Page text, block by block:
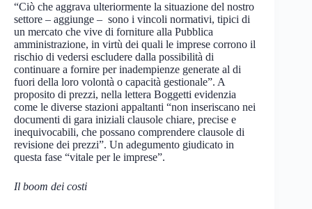
“Ciò che aggrava ulteriormente la situazione del nostro
settore – aggiunge – sono i vincoli normativi, tipici di
un mercato che vive di forniture alla Pubblica
amministrazione, in virtù dei quali le imprese corrono il
rischio di vedersi escludere dalla possibilità di
continuare a fornire per inadempienze generate al di
fuori della loro volontà o capacità gestionale”. A
proposito di prezzi, nella lettera Boggetti evidenzia
come le diverse stazioni appaltanti “non inseriscano nei
documenti di gara iniziali clausole chiare, precise e
inequivocabili, che possano comprendere clausole di
revisione dei prezzi”. Un adegumento giudicato in
questa fase “vitale per le imprese”.
Il boom dei costi